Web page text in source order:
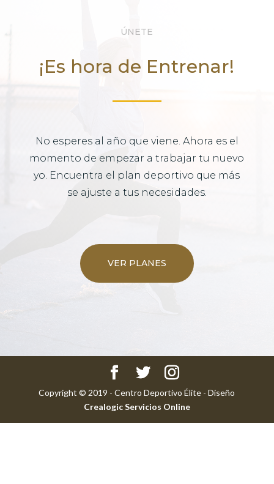
ÚNETE
¡Es hora de Entrenar!
No esperes al año que viene. Ahora es el
momento de empezar a trabajar tu nuevo
yo. Encuentra el plan deportivo que más
se ajuste a tus necesidades.
VER PLANES
Copyright © 2019 - Centro Deportivo Élite - Diseño
Crealogic Servicios Online